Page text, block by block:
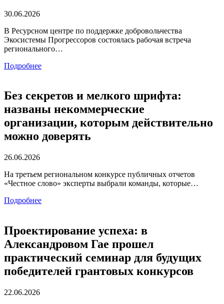
30.06.2026
В Ресурсном центре по поддержке добровольчества
Экосистемы Прогрессоров состоялась рабочая встреча
регионального…
Подробнее
Без секретов и мелкого шрифта:
названы некоммерческие
организации, которым действительно
можно доверять
26.06.2026
На третьем региональном конкурсе публичных отчетов
«Честное слово» эксперты выбрали команды, которые…
Подробнее
Проектирование успеха: в
Александровом Гае прошел
практический семинар для будущих
победителей грантовых конкурсов
22.06.2026